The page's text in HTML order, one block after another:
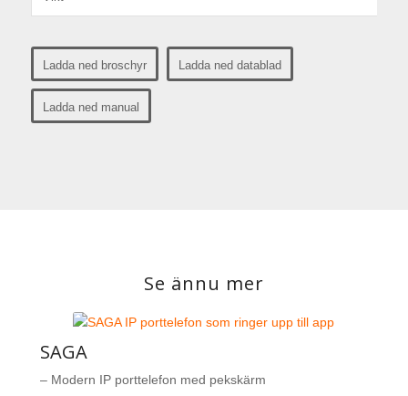
Ladda ned broschyr Ladda ned datablad
Ladda ned manual
Se ännu mer
SAGA
– Modern IP porttelefon med pekskärm